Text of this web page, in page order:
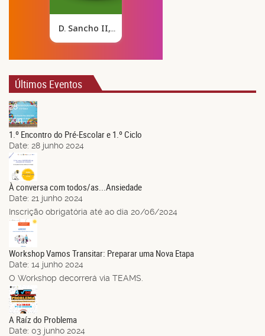
Últimos Eventos
28
Jun.
1.º Encontro do Pré-Escolar e 1.º Ciclo
Date: 28 junho 2024
21
Jun.
À conversa com todos/as...Ansiedade
Date: 21 junho 2024
Inscrição obrigatória até ao dia 20/06/2024
Jun.
Workshop Vamos Transitar: Preparar uma Nova Etapa
Date: 14 junho 2024
O Workshop decorrerá via TEAMS.
03
Jun.
A Raíz do Problema
Date: 03 junho 2024